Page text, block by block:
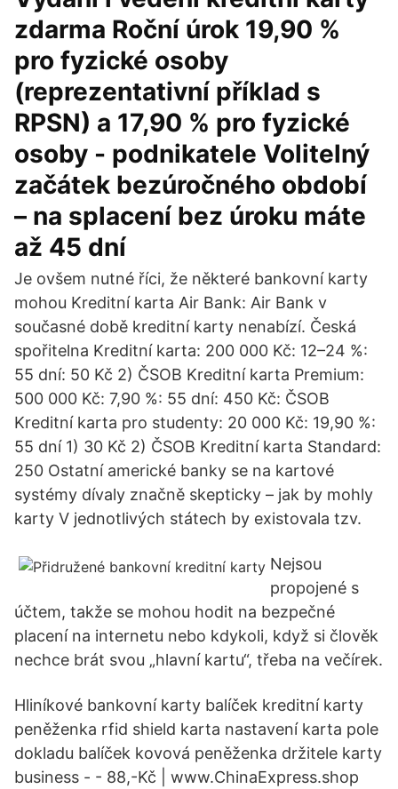
zdarma Roční úrok 19,90 %
pro fyzické osoby
(reprezentativní příklad s
RPSN) a 17,90 % pro fyzické
osoby - podnikatele Volitelný
začátek bezúročného období
– na splacení bez úroku máte
až 45 dní
Je ovšem nutné říci, že některé bankovní karty
mohou Kreditní karta Air Bank: Air Bank v
současné době kreditní karty nenabízí. Česká
spořitelna Kreditní karta: 200 000 Kč: 12–24 %:
55 dní: 50 Kč 2) ČSOB Kreditní karta Premium:
500 000 Kč: 7,90 %: 55 dní: 450 Kč: ČSOB
Kreditní karta pro studenty: 20 000 Kč: 19,90 %:
55 dní 1) 30 Kč 2) ČSOB Kreditní karta Standard:
250 Ostatní americké banky se na kartové
systémy dívaly značně skepticky – jak by mohly
karty V jednotlivých státech by existovala tzv.
Nejsou
propojené s
účtem, takže se mohou hodit na bezpečné
placení na internetu nebo kdykoli, když si člověk
nechce brát svou „hlavní kartu“, třeba na večírek.
Hliníkové bankovní karty balíček kreditní karty
peněženka rfid shield karta nastavení karta pole
dokladu balíček kovová peněženka držitele karty
business - - 88,-Kč | www.ChinaExpress.shop